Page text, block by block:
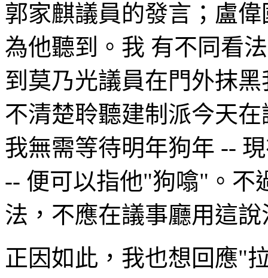
郭家麒議員的發言；盧
為他聽到。我 有不同看
到莫乃光議員在門外抹
不清楚聆聽建制派今天
我無需等待明年狗年 --
-- 便可以指他"狗噏"。不
法，不應在議事廳用這說
正因如此，我也想回應"